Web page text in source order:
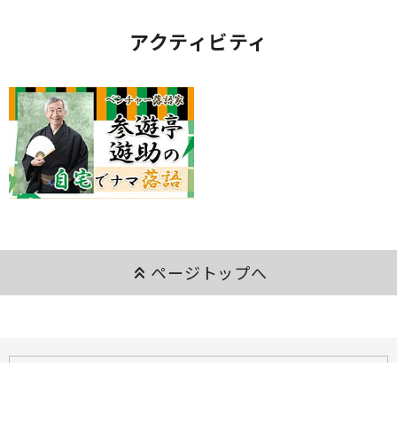
アクティビティ
keyboard_double_arrow_up ページトップへ